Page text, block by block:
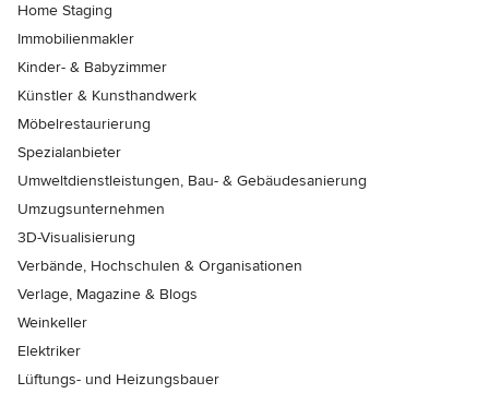
Home Staging
Immobilienmakler
Kinder- & Babyzimmer
Künstler & Kunsthandwerk
Möbelrestaurierung
Spezialanbieter
Umweltdienstleistungen, Bau- & Gebäudesanierung
Umzugsunternehmen
3D-Visualisierung
Verbände, Hochschulen & Organisationen
Verlage, Magazine & Blogs
Weinkeller
Elektriker
Lüftungs- und Heizungsbauer